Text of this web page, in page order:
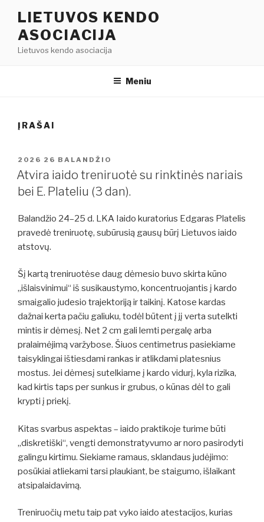
turinio
LIETUVOS KENDO
ASOCIACIJA
Lietuvos kendo asociacija
Meniu
ĮRAŠAI
PASKELBTA
2026 26 BALANDŽIO
Atvira iaido treniruotė su rinktinės nariais
bei E. Plateliu (3 dan).
Balandžio 24–25 d. LKA Iaido kuratorius Edgaras Platelis
pravedė treniruotę, subūrusią gausų būrį Lietuvos iaido
atstovų.
Šį kartą treniruotėse daug dėmesio buvo skirta kūno
„išlaisvinimui“ iš susikaustymo, koncentruojantis į kardo
smaigalio judesio trajektoriją ir taikinį. Katose kardas
dažnai kerta pačiu galiuku, todėl būtent į jį verta sutelkti
mintis ir dėmesį. Net 2 cm gali lemti pergalę arba
pralaimėjimą varžybose. Šiuos centimetrus pasiekiame
taisyklingai ištiesdami rankas ir atlikdami platesnius
mostus. Jei dėmesį sutelkiame į kardo vidurį, kyla rizika,
kad kirtis taps per sunkus ir grubus, o kūnas dėl to gali
krypti į priekį.
Kitas svarbus aspektas – iaido praktikoje turime būti
„diskretiški“, vengti demonstratyvumo ar noro pasirodyti
galingu kirtimu. Siekiame ramaus, sklandaus judėjimo:
posūkiai atliekami tarsi plaukiant, be staigumo, išlaikant
atsipalaidavimą.
Treniruočių metu taip pat vyko iaido atestacijos, kurias